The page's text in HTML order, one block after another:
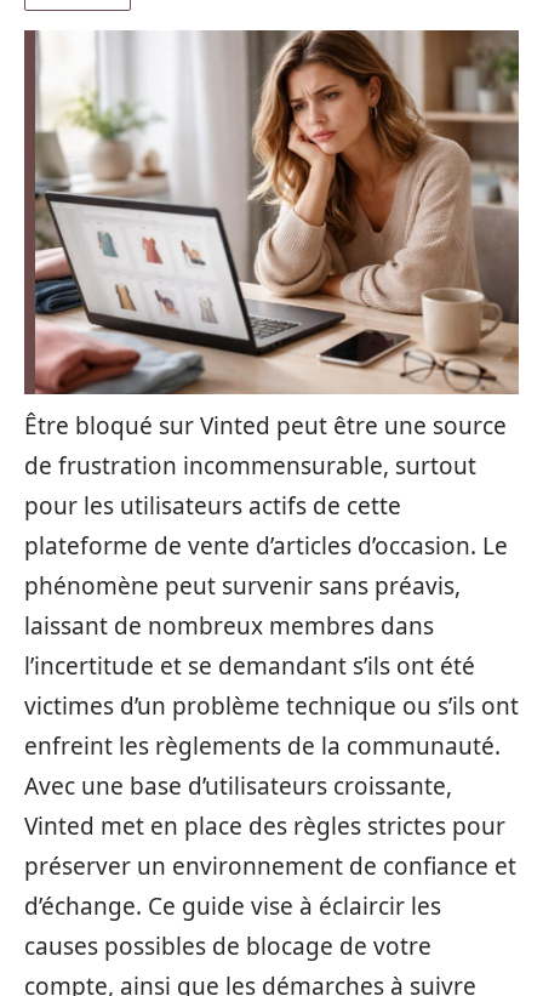
Être bloqué sur Vinted peut être une source
de frustration incommensurable, surtout
pour les utilisateurs actifs de cette
plateforme de vente d’articles d’occasion. Le
phénomène peut survenir sans préavis,
laissant de nombreux membres dans
l’incertitude et se demandant s’ils ont été
victimes d’un problème technique ou s’ils ont
enfreint les règlements de la communauté.
Avec une base d’utilisateurs croissante,
Vinted met en place des règles strictes pour
préserver un environnement de confiance et
d’échange. Ce guide vise à éclaircir les
causes possibles de blocage de votre
compte, ainsi que les démarches à suivre